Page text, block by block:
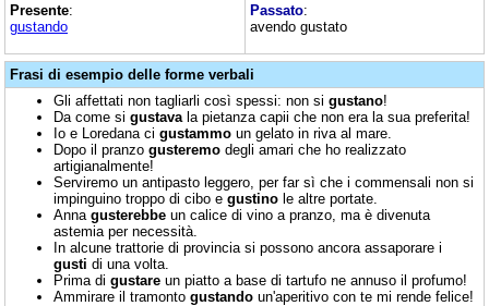
Presente:
gustando
Passato:
avendo gustato
Frasi di esempio delle forme verbali
Gli affettati non tagliarli così spessi: non si gustano!
Da come si gustava la pietanza capii che non era la sua preferita!
Io e Loredana ci gustammo un gelato in riva al mare.
Dopo il pranzo gusteremo degli amari che ho realizzato
artigianalmente!
Serviremo un antipasto leggero, per far sì che i commensali non si
impinguino troppo di cibo e gustino le altre portate.
Anna gusterebbe un calice di vino a pranzo, ma è divenuta
astemia per necessità.
In alcune trattorie di provincia si possono ancora assaporare i
gusti di una volta.
Prima di gustare un piatto a base di tartufo ne annuso il profumo!
Ammirare il tramonto gustando un'aperitivo con te mi rende felice!